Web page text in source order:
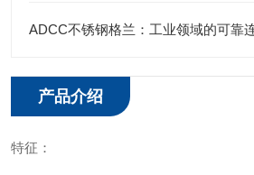
ADCC不锈钢格兰：工业领域的可靠
产品介绍
特征：